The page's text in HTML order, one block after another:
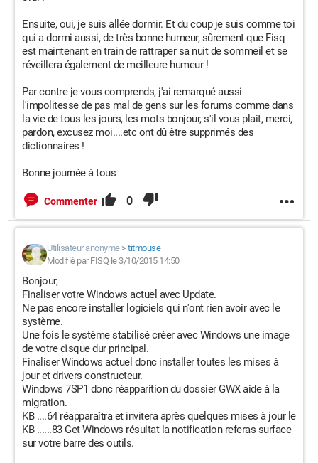
Ensuite, oui, je suis allée dormir. Et du coup je suis comme toi
qui a dormi aussi, de très bonne humeur, sûrement que Fisq
est maintenant en train de rattraper sa nuit de sommeil et se
réveillera également de meilleure humeur !
Par contre je vous comprends, j'ai remarqué aussi
l'impolitesse de pas mal de gens sur les forums comme dans
la vie de tous les jours, les mots bonjour, s'il vous plait, merci,
pardon, excusez moi....etc ont dû être supprimés des
dictionnaires !
Bonne journée à tous
Commenter 0
Utilisateur anonyme> titmouse
Modifié par FISQ le 3/10/2015 14:50
Bonjour,
Finaliser votre Windows actuel avec Update.
Ne pas encore installer logiciels qui n'ont rien avoir avec le
système.
Une fois le système stabilisé créer avec Windows une image
de votre disque dur principal.
Finaliser Windows actuel donc installer toutes les mises à
jour et drivers constructeur.
Windows 7SP1 donc réapparition du dossier GWX aide à la
migration.
KB ....64 réapparaîtra et invitera après quelques mises à jour le
KB ......83 Get Windows résultat la notification referas surface
sur votre barre des outils.